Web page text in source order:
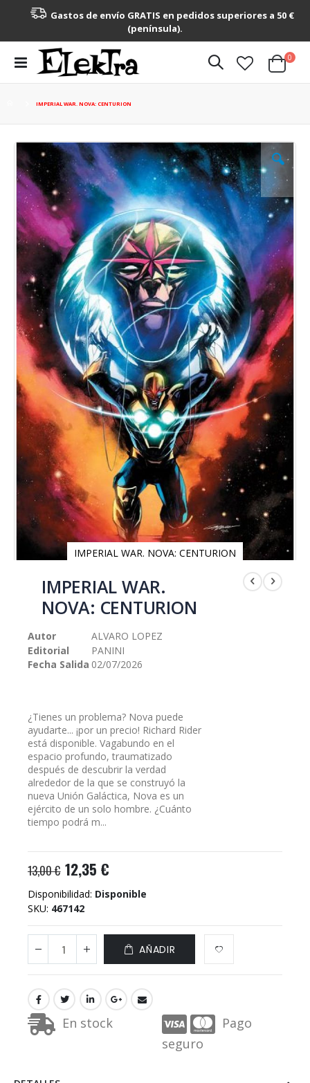
Gastos de envío GRATIS en pedidos superiores a 50 €
(península).
Toggle
Nav
Cart
0
IMPERIAL WAR. NOVA: CENTURION
Saltar
al
final
de
la
galería
de
imágenes
IMPERIAL WAR. NOVA: CENTURION
comienzo
galería
imágenes
IMPERIAL WAR.
NOVA: CENTURION
Autor
ALVARO LOPEZ
Editorial
PANINI
Fecha Salida 02/07/2026
¿Tienes un problema? Nova puede
ayudarte... ¡por un precio! Richard Rider
está disponible. Vagabundo en el
espacio profundo, traumatizado
después de descubrir la verdad
alrededor de la que se construyó la
nueva Unión Galáctica, Nova es un
ejército de un solo hombre. ¿Cuánto
tiempo podrá m...
13,00 € 12,35 €
Disponibilidad: Disponible
SKU 467142
AÑADIR
En stock
Pago
seguro